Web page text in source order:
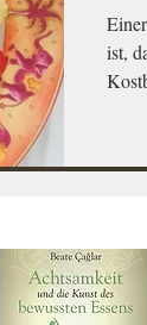
ist,